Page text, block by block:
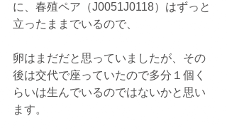
に、春殖ペア（J0051J0118）はずっと
立ったままでいるので、
卵はまだだと思っていましたが、その
後は交代で座っていたので多分１個く
らいは生んでいるのではないかと思い
ます。